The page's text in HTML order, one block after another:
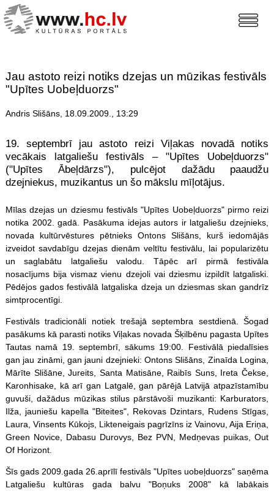
Jau astoto reizi notiks dzejas un mūzikas festivāls
"Upītes Uobeļduorzs"
Andris Slišāns, 18.09.2009., 13:29
19. septembrī jau astoto reizi Viļakas novadā notiks
vecākais latgaliešu festivāls – "Upītes Uobeļduorzs"
("Upītes Ābeļdārzs"), pulcējot dažādu paaudžu
dzejniekus, muzikantus un šo mākslu mīļotājus.
Mīlas dzejas un dziesmu festivāls "Upītes Uobeļduorzs" pirmo reizi
notika 2002. gadā. Pasākuma idejas autors ir latgaliešu dzejnieks,
novada kultūrvēstures pētnieks Ontons Slišāns, kurš iedomājās
izveidot savdabīgu dzejas dienām veltītu festivālu, lai popularizētu
un saglabātu latgaliešu valodu. Tāpēc arī pirmā festivāla
nosacījums bija vismaz vienu dzejoli vai dziesmu izpildīt latgaliski.
Pēdējos gados festivālā latgaliska dzeja un dziesmas skan gandrīz
simtprocentīgi.
Festivāls tradicionāli notiek trešajā septembra sestdienā. Šogad
pasākums kā parasti notiks Viļakas novada Šķilbēnu pagasta Upītes
Tautas namā 19. septembrī, sākums 19:00. Festivālā piedalīsies
gan jau zināmi, gan jauni dzejnieki: Ontons Slišāns, Zinaīda Logina,
Mārīte Slišāne, Jureits, Santa Matisāne, Raibīs Suns, Ireta Čekse,
Karonhisake, kā arī gan Latgalē, gan pārējā Latvijā atpazīstamību
guvuši, dažādus mūzikas stilus pārstāvoši muzikanti: Karburators,
Ilža, jauniešu kapella "Biteites", Rekovas Dzintars, Rudens Stīgas,
Laura, Vinsents Kūkojs, Likteneigais pagrīzīns iz Vainovu, Aija Eriņa,
Green Novice, Dabasu Durovys, Bez PVN, Medņevas puikas, Out
Of Horizont.
Šīs gads 2009.gada 26.aprīlī festivāls "Upītes uobeļduorzs" saņēma
Latgaliešu kultūras gada balvu "Boņuks 2008" kā labākais